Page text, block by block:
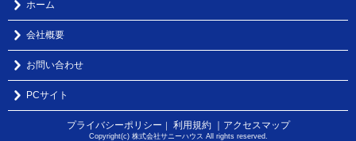
ホーム
会社概要
お問い合わせ
PCサイト
プライバシーポリシー ｜ 利用規約 ｜アクセスマップ
Copyright(c) 株式会社サニーハウス All rights reserved.